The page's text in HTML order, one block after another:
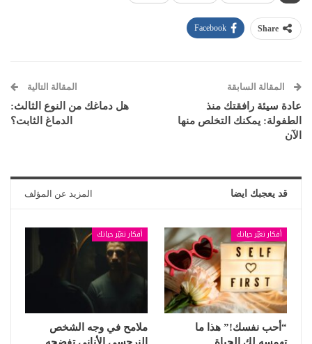
Share
Facebook
المقالة السابقة
عادة سيئة رافقتك منذ
الطفولة: يمكنك التخلص منها
الآن
المقالة التالية
هل دماغك من النوع الثالث:
الدماغ الثابت؟
قد يعجبك ايضا المزيد عن المؤلف
أفكار تغيّر حياتك
“أحب نفسك!” هذا ما
أفكار تغيّر حياتك
ملامح في وجه الشخص